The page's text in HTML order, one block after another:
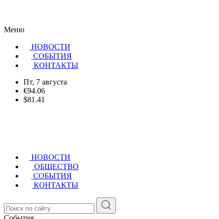
Меню
НОВОСТИ
CОБЫТИЯ
КОНТАКТЫ
Пт, 7 августа
€94.06
$81.41
НОВОСТИ
ОБЩЕСТВО
СОБЫТИЯ
КОНТАКТЫ